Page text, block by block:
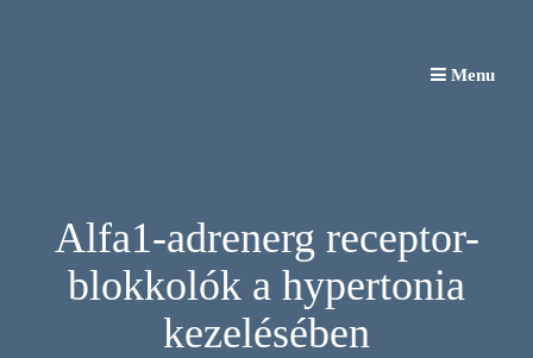
Menu
Alfa1-adrenerg receptor-
blokkolók a hypertonia
kezelésében